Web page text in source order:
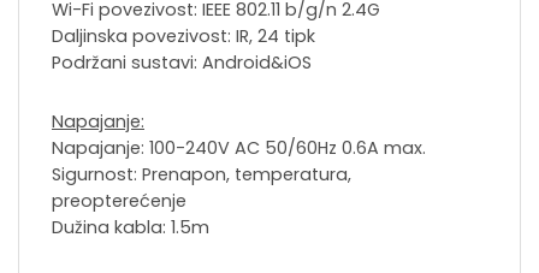
Wi-Fi povezivost: IEEE 802.11 b/g/n 2.4G
Daljinska povezivost: IR, 24 tipk
Podržani sustavi: Android&iOS
Napajanje:
Napajanje: 100-240V AC 50/60Hz 0.6A max.
Sigurnost: Prenapon, temperatura,
preopterećenje
Dužina kabla: 1.5m